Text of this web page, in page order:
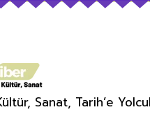
Sanat, Tarih’e